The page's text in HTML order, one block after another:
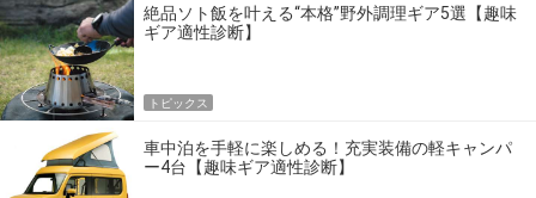
絶品ソト飯を叶える“本格”野外調理ギア5選【趣味
ギア適性診断】
トピックス
車中泊を手軽に楽しめる！充実装備の軽キャンパ
ー4台【趣味ギア適性診断】